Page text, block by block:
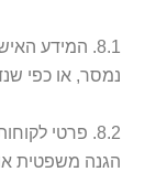
8.1. המידע
נמסר, או כפי
8.2. פרטי
הגנה משפטית